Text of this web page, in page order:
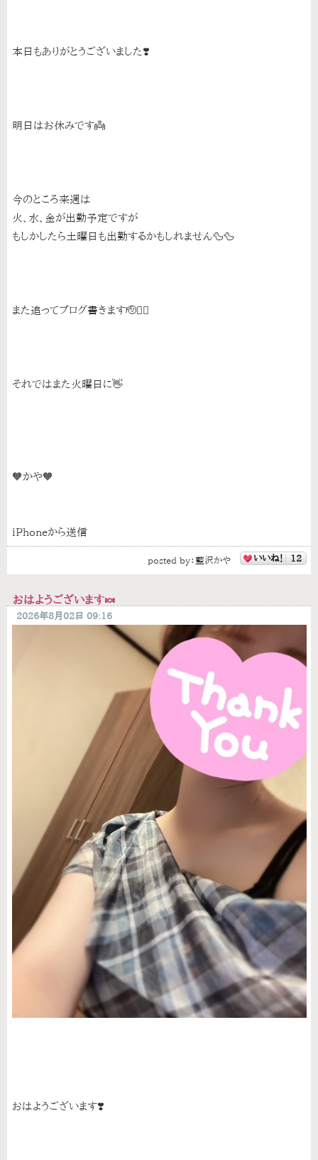
本日もありがとうございました❣️
明日はお休みです👼
今のところ来週は
火、水、金が出勤予定ですが
もしかしたら土曜日も出勤するかもしれません🦆🦆
また追ってブログ書きます🫡✍🏻
それではまた火曜日に👋
🧡かや🧡
iPhoneから送信
posted by： 藍沢かや いいね！ 12
おはようございます🍬
2026年8月02日 09:16
おはようございます❣️